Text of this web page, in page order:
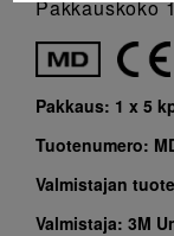
Pakkauskoko
Pakkaus: 1 x 5
Tuotenumero:
Valmistajan
Valmistaja: 3M